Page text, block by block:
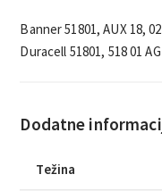
Banner 51801, AUX 18,
Duracell 51801, 518 01
Dodatne
Težina